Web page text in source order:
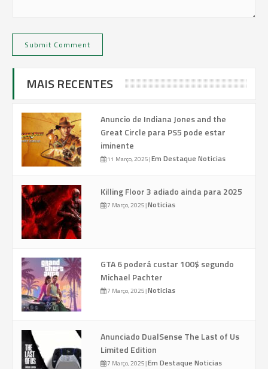
MAIS RECENTES
Anuncio de Indiana Jones and the
Great Circle para PS5 pode estar
iminente
11 Março, 2025|Em Destaque Noticias
Killing Floor 3 adiado ainda para 2025
7 Março, 2025|Noticias
GTA 6 poderá custar 100$ segundo
Michael Pachter
7 Março, 2025|Noticias
Anunciado DualSense The Last of Us
Limited Edition
7 Março, 2025|Em Destaque Noticias